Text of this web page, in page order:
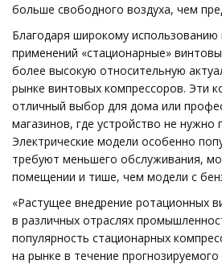
больше свободного воздуха, чем
Благодаря широкому
применений «стационарные»
более высокую относительную
рынке винтовых компрессоров. Эти
отличный выбор для дома или
магазинов, где устройство не нужно
Электрические модели особенно
требуют меньшего обслуживания,
помещении и тише, чем модели с
«Растущее внедрение ротационных
в различных отраслях
популярность стационарных
на рынке в течение